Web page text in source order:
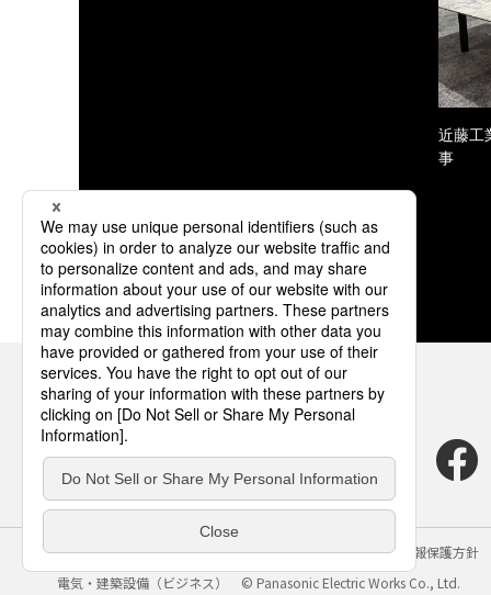
近藤工
事
サイトのご利用にあたって クッキーポリシー
個人情報保護方針
電気・建築設備（ビジネス）
© Panasonic Electric Works Co., Ltd.